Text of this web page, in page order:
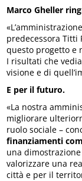
Marco Gheller
predecessora
questo progetto e
I risultati che
visione e di
E per il futuro.
«La nostra
migliorare
ruolo sociale –
finanziamenti
una
valorizzare una
città e per il